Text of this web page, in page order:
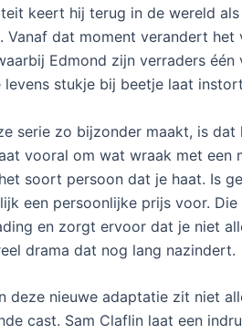
keert hij terug in de wereld
Vanaf dat moment verandert
Edmond zijn verraders
stukje bij beetje laat
serie zo bijzonder maakt, is
vooral om wat wraak met
soort persoon dat je haat. Is
een persoonlijke prijs voor.
en zorgt ervoor dat je niet
drama dat nog lang nazindert.
deze nieuwe adaptatie zit niet
cast. Sam Claflin laat een